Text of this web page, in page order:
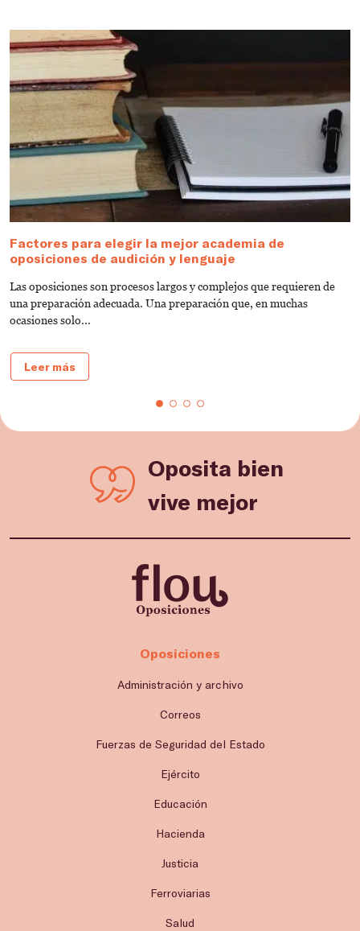
Factores para elegir la mejor academia de
oposiciones de audición y lenguaje
Las oposiciones son procesos largos y complejos que requieren de
una preparación adecuada. Una preparación que, en muchas
ocasiones solo...
Leer más
Oposita bien
vive mejor
Oposiciones
Administración y archivo
Correos
Fuerzas de Seguridad del Estado
Ejército
Educación
Hacienda
Justicia
Ferroviarias
Salud